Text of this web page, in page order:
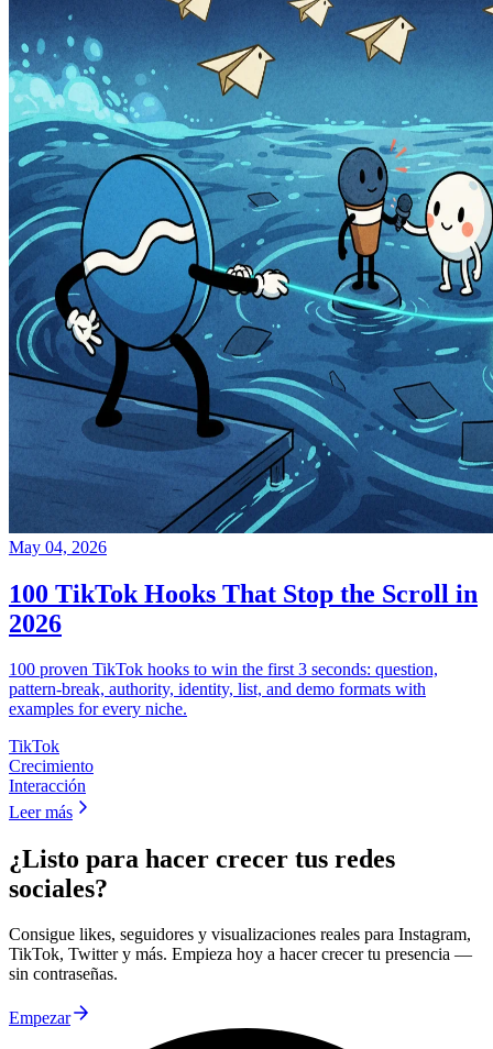
May 04, 2026
100 TikTok Hooks That Stop the Scroll in
2026
100 proven TikTok hooks to win the first 3 seconds: question,
pattern-break, authority, identity, list, and demo formats with
examples for every niche.
TikTok
Crecimiento
Interacción
Leer más
¿Listo para hacer crecer tus redes
sociales?
Consigue likes, seguidores y visualizaciones reales para Instagram,
TikTok, Twitter y más. Empieza hoy a hacer crecer tu presencia —
sin contraseñas.
Empezar